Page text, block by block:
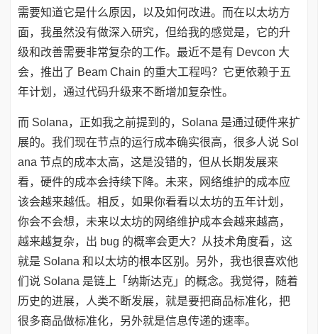
需要知道它是什么原因，以及如何改进。而在以太坊方
面，我虽然没有做深入研究，但给我的感觉是，它的升
级和改善需要非常复杂的工作。最近不是有 Devcon 大
会，推出了 Beam Chain 的重大工程吗？它更依赖于五
年计划，通过代码升级来不断增加复杂性。
而 Solana，正如我之前提到的，Solana 是通过硬件来扩
展的。我们现在节点的运行成本确实很高，很多人说 Sol
ana 节点的成本太高，这是没错的，但从长期发展来
看，硬件的成本会持续下降。未来，网络维护的成本应
该会越来越低。相反，如果你看看以太坊的五年计划，
你会不会想，未来以太坊的网络维护成本会越来越高，
越来越复杂，出 bug 的概率会更大？从技术角度看，这
就是 Solana 和以太坊的根本区别。另外，我也很喜欢他
们说 Solana 是链上「纳斯达克」的概念。我觉得，随着
历史的进展，人类不断发展，就是要把商品标准化，把
很多商品做标准化，另外就是信息传递的速率。